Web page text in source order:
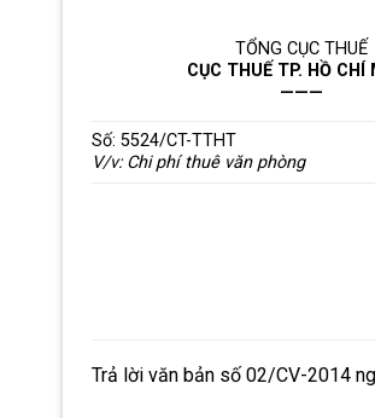
TỔNG CỤC THUẾ
CỤC THUẾ TP. HỒ CHÍ
———
Số: 5524/CT-TTHT
V/v: Chi phí thuê văn phòng
Trả lời văn bản số 02/CV-2014